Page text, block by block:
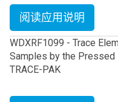
阅读应用说明
WDXRF1099 - Trace
Samples by the Pressed
TRACE-PAK